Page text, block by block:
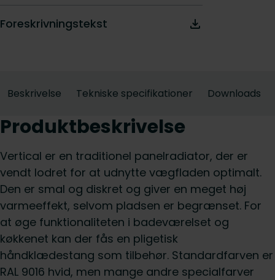
Foreskrivningstekst
Beskrivelse Tekniske specifikationer Downloads
Produktbeskrivelse
Vertical er en traditionel panelradiator, der er
vendt lodret for at udnytte vægfladen optimalt.
Den er smal og diskret og giver en meget høj
varmeeffekt, selvom pladsen er begrænset. For
at øge funktionaliteten i badeværelset og
køkkenet kan der fås en pligetisk
håndklædestang som tilbehør. Standardfarven er
RAL 9016 hvid, men mange andre specialfarver